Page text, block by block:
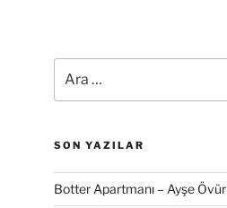
SON YAZILAR
Botter Apartmanı – Ayşe Övür